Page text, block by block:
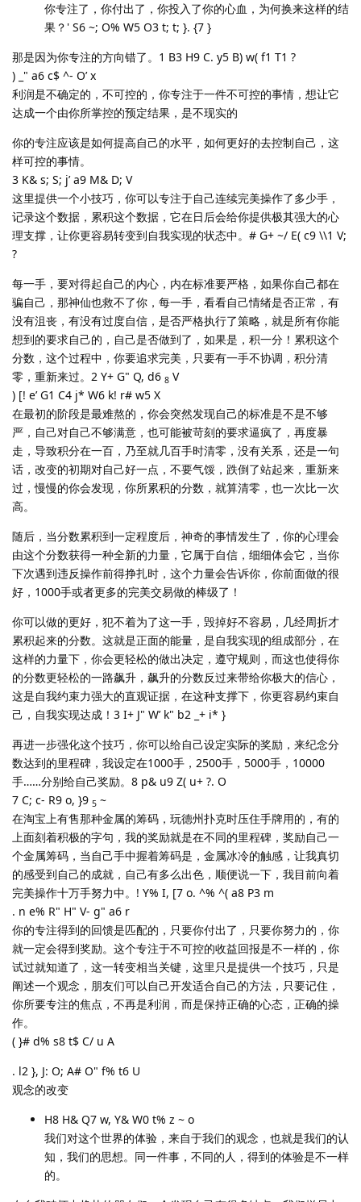
你专注了，你付出了，你投入了你的心血，为何换来这样的结
果？' S6 ~; O% W5 O3 t; t; }. {7 }
那是因为你专注的方向错了。1 B3 H9 C. y5 B) w( f1 T1 ?
) _" a6 c$ ^- O’ x
利润是不确定的，不可控的，你专注于一件不可控的事情，想让它
达成一个由你所掌控的预定结果，是不现实的
你的专注应该是如何提高自己的水平，如何更好的去控制自己，这
样可控的事情。
3 K& s; S; j’ a9 M& D; V
这里提供一个小技巧，你可以专注于自己连续完美操作了多少手，
记录这个数据，累积这个数据，它在日后会给你提供极其强大的心
理支撑，让你更容易转变到自我实现的状态中。# G+ ~/ E( c9 \\1 V;
?
每一手，要对得起自己的内心，内在标准要严格，如果你自己都在
骗自己，那神仙也救不了你，每一手，看看自己情绪是否正常，有
没有沮丧，有没有过度自信，是否严格执行了策略，就是所有你能
想到的要求自己的，自己是否做到了，如果是，积一分！累积这个
分数，这个过程中，你要追求完美，只要有一手不协调，积分清
零，重新来过。2 Y+ G" Q, d6 8 V
) [! e’ G1 C4 j* W6 k! r# w5 X
在最初的阶段是最难熬的，你会突然发现自己的标准是不是不够
严，自己对自己不够满意，也可能被苛刻的要求逼疯了，再度暴
走，导致积分在一百，乃至就几百手时清零，没有关系，还是一句
话，改变的初期对自己好一点，不要气馁，跌倒了站起来，重新来
过，慢慢的你会发现，你所累积的分数，就算清零，也一次比一次
高。
随后，当分数累积到一定程度后，神奇的事情发生了，你的心理会
由这个分数获得一种全新的力量，它属于自信，细细体会它，当你
下次遇到违反操作前得挣扎时，这个力量会告诉你，你前面做的很
好，1000手或者更多的完美交易做的棒级了！
你可以做的更好，犯不着为了这一手，毁掉好不容易，几经周折才
累积起来的分数。这就是正面的能量，是自我实现的组成部分，在
这样的力量下，你会更轻松的做出决定，遵守规则，而这也使得你
的分数更轻松的一路飙升，飙升的分数反过来带给你极大的信心，
这是自我约束力强大的直观证据，在这种支撑下，你更容易约束自
己，自我实现达成！3 I+ J" W’ k" b2 _+ i* }
再进一步强化这个技巧，你可以给自己设定实际的奖励，来纪念分
数达到的里程碑，我设定在1000手，2500手，5000手，10000
手……分别给自己奖励。8 p& u9 Z( u+ ?. O
7 C; c- R9 o, }9 5 ~
在淘宝上有售那种金属的筹码，玩德州扑克时压住手牌用的，有的
上面刻着积极的字句，我的奖励就是在不同的里程碑，奖励自己一
个金属筹码，当自己手中握着筹码是，金属冰冷的触感，让我真切
的感受到自己的成就，自己有多么出色，顺便说一下，我目前向着
完美操作十万手努力中。! Y% I, [7 o. ^% ^( a8 P3 m
. n e% R" H" V- g" a6 r
你的专注得到的回馈是匹配的，只要你付出了，只要你努力的，你
就一定会得到奖励。这个专注于不可控的收益回报是不一样的，你
试过就知道了，这一转变相当关键，这里只是提供一个技巧，只是
阐述一个观念，朋友们可以自己开发适合自己的方法，只要记住，
你所要专注的焦点，不再是利润，而是保持正确的心态，正确的操
作。
( }# d% s8 t$ C/ u A
. l2 }, J: O; A# O" f% t6 U
观念的改变
H8 H& Q7 w, Y& W0 t% z ~ o
我们对这个世界的体验，来自于我们的观念，也就是我们的认
知，我们的思想。同一件事，不同的人，得到的体验是不一样
的。